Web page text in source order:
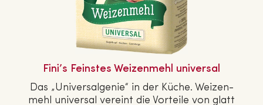
Fini’s Feinstes Wei­zen­mehl universal
Das „Uni­ver­sal­ge­nie“ in der Küche. Wei­zen­
mehl universal vereint die Vorteile von glatt